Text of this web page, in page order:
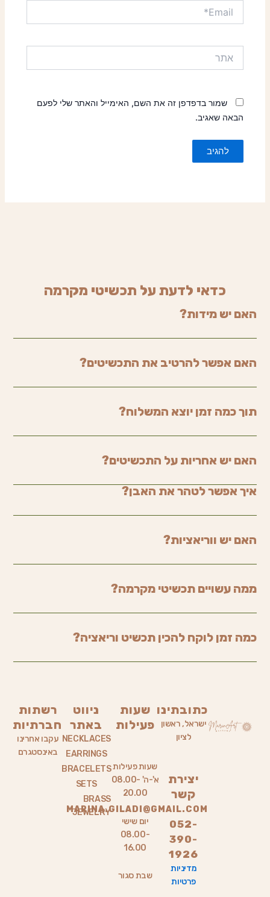
שמור בדפדפן זה את השם, האימייל והאתר שלי לפעם
הבאה שאגיב.
כדאי לדעת על תכשיטי מקרמה
האם יש מידות?
האם אפשר להרטיב את התכשיטים?
תוך כמה זמן יוצא המשלוח?
האם יש אחריות על התכשיטים?
איך אפשר לטהר את האבן?
האם יש ווריאציות?
ממה עשויים תכשיטי מקרמה?
כמה זמן לוקח להכין תכשיט וריאציה?
כתובתינו
ישראל, ראשון
לציון
יצירת
קשר
MARINA.GILADI@GMAIL.COM
052-
390-
1926
מדיניות
פרטיות
שעות
פעילות
שעות פעילות
א'-ה' 08.00-
20.00
יום שישי
08.00-
16.00
שבת סגור
ניווט
באתר
NECKLACES
EARRINGS
BRACELETS
SETS
BRASS
JEWELRY
רשתות
חברתיות
עקבו אחרינו
באינסטגרם